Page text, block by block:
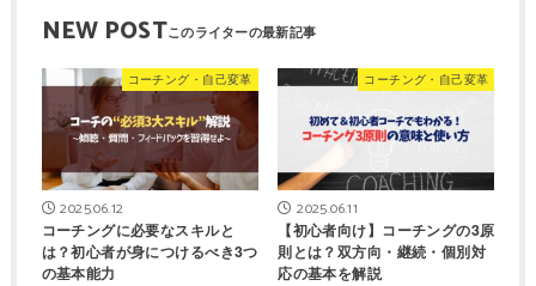
NEW POST
コーチング・自己変革
2025.06.12
コーチングに必要なスキルと
は？初心者が身につけるべき3つ
の基本能力
コーチング・自己変革
2025.06.11
【初心者向け】コーチングの3原
則とは？双方向・継続・個別対
応の基本を解説